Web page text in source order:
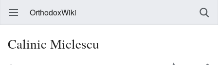
OrthodoxWiki
Calinic Miclescu